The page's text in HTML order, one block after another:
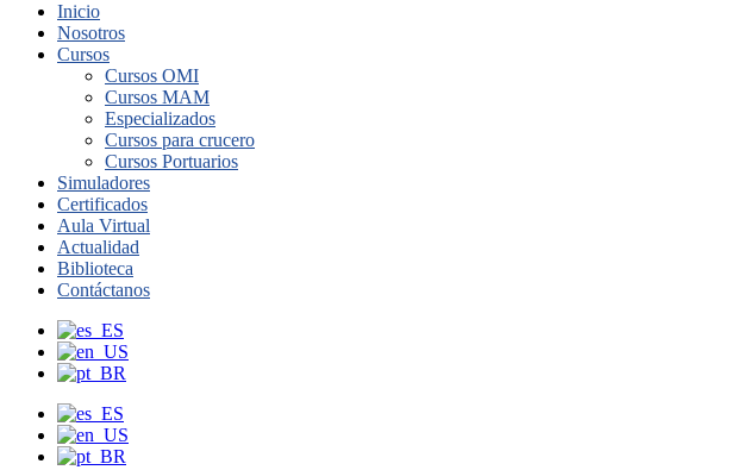
Inicio
Nosotros
Cursos
Cursos OMI
Cursos MAM
Especializados
Cursos para crucero
Cursos Portuarios
Simuladores
Certificados
Aula Virtual
Actualidad
Biblioteca
Contáctanos